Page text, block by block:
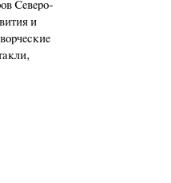
Северо-
и